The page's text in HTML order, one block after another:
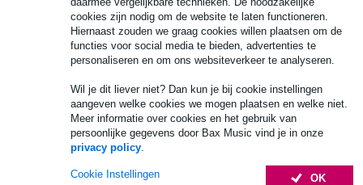
cookies zijn nodig om de website te laten functioneren.
Hiernaast zouden we graag cookies willen plaatsen om de
functies voor social media te bieden, advertenties te
personaliseren en om ons websiteverkeer te analyseren.
Wil je dit liever niet? Dan kun je bij cookie instellingen
aangeven welke cookies we mogen plaatsen en welke niet.
Meer informatie over cookies en het gebruik van
persoonlijke gegevens door Bax Music vind je in onze
privacy policy
OK
Cookie Instellingen
herroeping
Indien de consument gebruik maakt van zijn
herroepingsrecht, komen ten hoogste de kosten van
Indien de consument een bedrag betaald heeft, zal de
ondernemer dit bedrag zo spoedig mogelijk, doch uiterlijk
binnen 30 dagen na de terugzending of herroeping,
terugbetalen.
Artikel 8 - Uitsluiting herroepingsrecht